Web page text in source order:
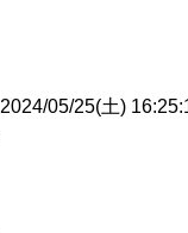
2024/05/25(土)